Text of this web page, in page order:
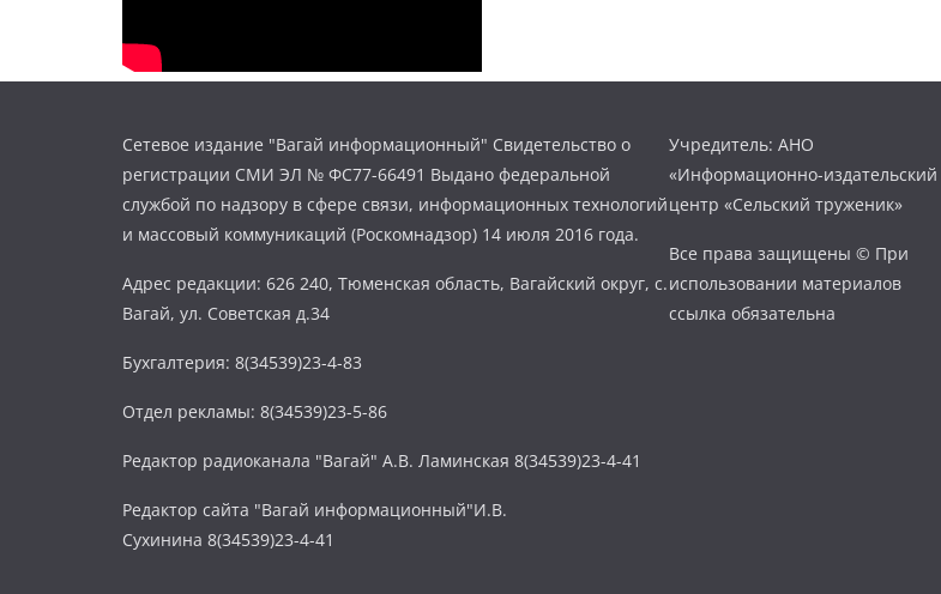
Сетевое издание "Вагай информационный" Свидетельство о
регистрации СМИ ЭЛ № ФС77-66491 Выдано федеральной
службой по надзору в сфере связи, информационных технологий
и массовый коммуникаций (Роскомнадзор) 14 июля 2016 года.
Адрес редакции: 626 240, Тюменская область, Вагайский округ, с.
Вагай, ул. Советская д.34
Бухгалтерия: 8(34539)23-4-83
Отдел рекламы: 8(34539)23-5-86
Редактор радиоканала "Вагай" А.В. Ламинская 8(34539)23-4-41
Редактор сайта "Вагай информационный"И.В.
Сухинина 8(34539)23-4-41
Учредитель: АНО
«Информационно-издательский
центр «Сельский труженик»
Все права защищены © При
использовании материалов
ссылка обязательна